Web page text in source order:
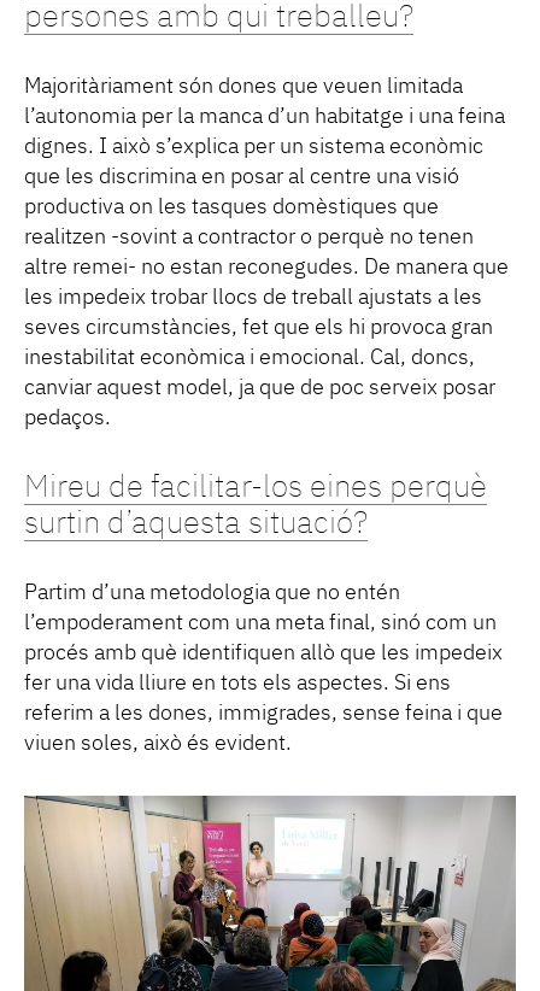
persones amb qui treballeu?
Majoritàriament són dones que veuen limitada
l’autonomia per la manca d’un habitatge i una feina
dignes. I això s’explica per un sistema econòmic
que les discrimina en posar al centre una visió
productiva on les tasques domèstiques que
realitzen -sovint a contractor o perquè no tenen
altre remei- no estan reconegudes. De manera que
les impedeix trobar llocs de treball ajustats a les
seves circumstàncies, fet que els hi provoca gran
inestabilitat econòmica i emocional. Cal, doncs,
canviar aquest model, ja que de poc serveix posar
pedaços.
Mireu de facilitar-los eines perquè
surtin d’aquesta situació?
Partim d’una metodologia que no entén
l’empoderament com una meta final, sinó com un
procés amb què identifiquen allò que les impedeix
fer una vida lliure en tots els aspectes. Si ens
referim a les dones, immigrades, sense feina i que
viuen soles, això és evident.